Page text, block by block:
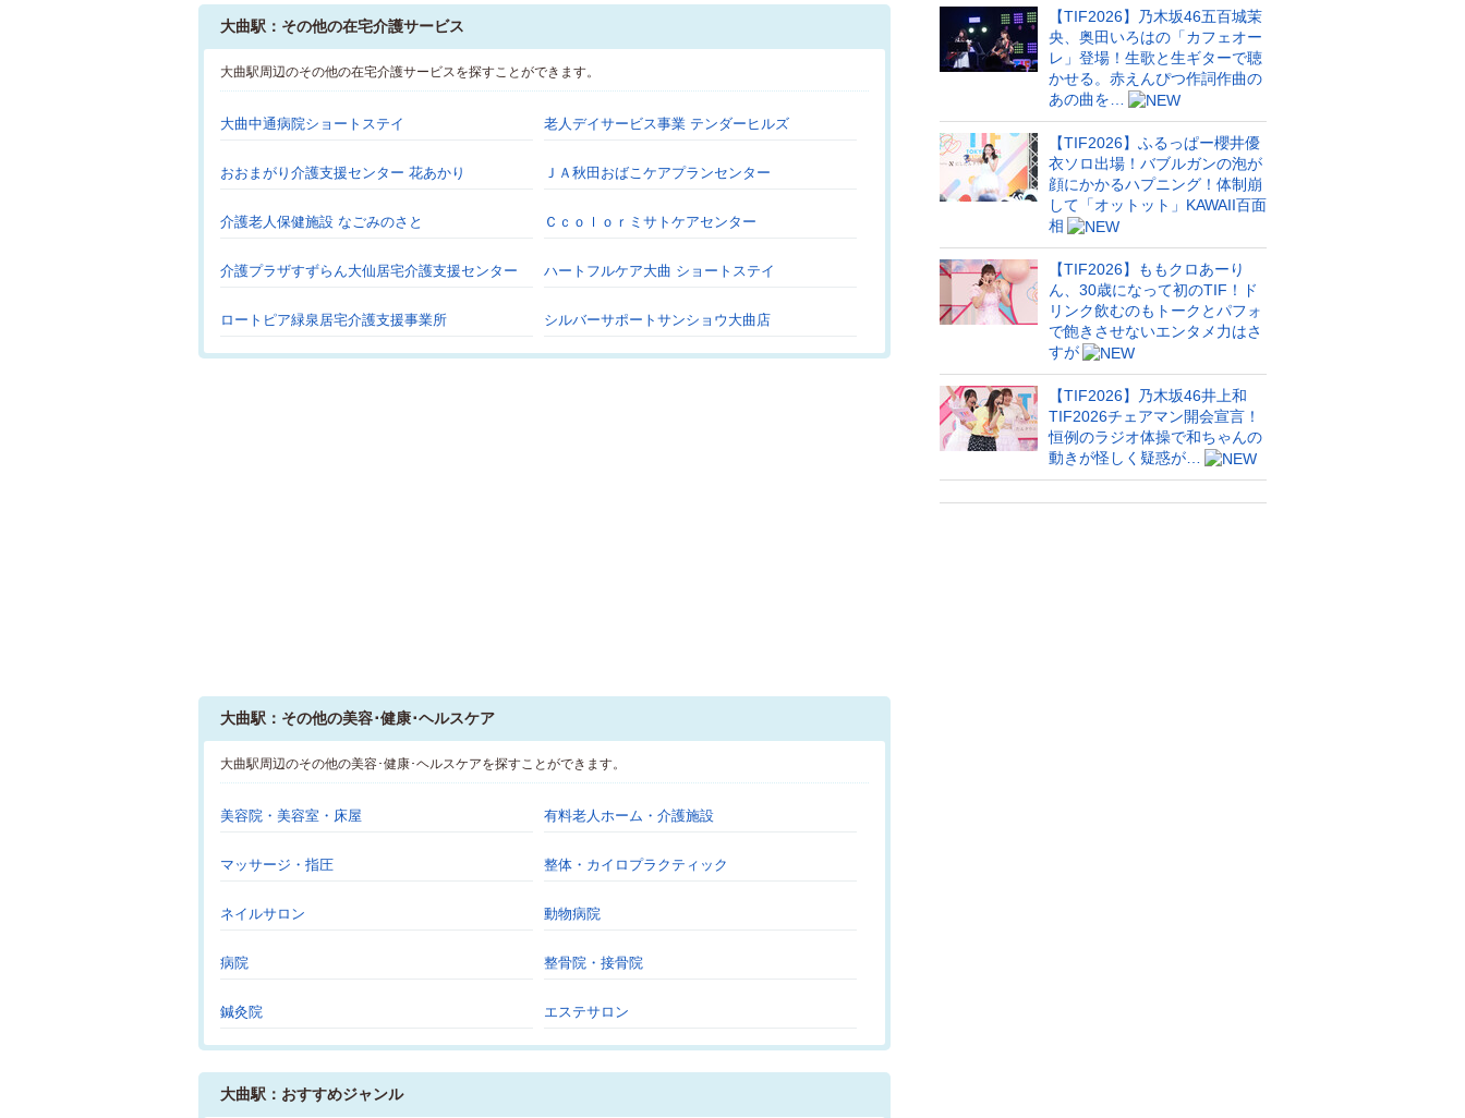
大曲駅：その他の在宅介護サービス
大曲駅周辺のその他の在宅介護サービスを探すことができます。
大曲中通病院ショートステイ 老人デイサービス事業 テンダーヒルズ
おおまがり介護支援センター 花あかり ＪＡ秋田おばこケアプランセンター
介護老人保健施設 なごみのさと Ｃｃｏｌｏｒミサトケアセンター
介護プラザすずらん大仙居宅介護支援センター ハートフルケア大曲 ショートステイ
ロートピア緑泉居宅介護支援事業所 シルバーサポートサンショウ大曲店
大曲駅：その他の美容･健康･ヘルスケア
大曲駅周辺のその他の美容･健康･ヘルスケアを探すことができます。
美容院・美容室・床屋 有料老人ホーム・介護施設
マッサージ・指圧 整体・カイロプラクティック
ネイルサロン 動物病院
病院 整骨院・接骨院
鍼灸院 エステサロン
大曲駅：おすすめジャンル
【TIF2026】乃木坂46五百城茉
央、奥田いろはの「カフェオー
レ」登場！生歌と生ギターで聴
かせる。赤えんぴつ作詞作曲の
あの曲を…
【TIF2026】ふるっぱー櫻井優
衣ソロ出場！バブルガンの泡が
顔にかかるハプニング！体制崩
して「オットット」KAWAII百面
相
【TIF2026】ももクロあーり
ん、30歳になって初のTIF！ド
リンク飲むのもトークとパフォ
で飽きさせないエンタメ力はさ
すが
【TIF2026】乃木坂46井上和
TIF2026チェアマン開会宣言！
恒例のラジオ体操で和ちゃんの
動きが怪しく疑惑が…